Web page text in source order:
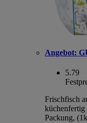
Angebot:
5.79
Frischfisch
küchenfertig
Packung,